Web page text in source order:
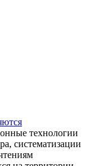
технологии
систематизации